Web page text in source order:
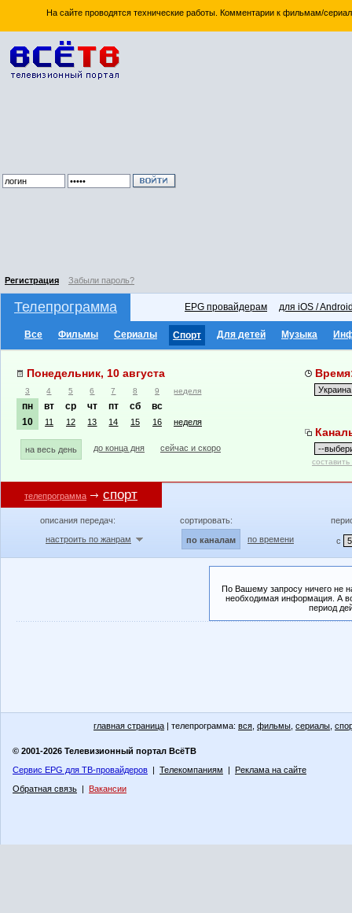
На сайте проводятся технические работы. Комментарии к фильмам/
Регистрация Забыли пароль?
Телепрограмма EPG провайдерам для iOS /
Все Фильмы Сериалы Спорт Для детей Музыка
Понедельник, 10 августа
3 4 5 6 7 8 9 неделя
пн вт ср чт пт сб
вс
10
11 12 13 14 15 16 неделя
на весь день до конца дня сейчас и скоро
телепрограмма спорт
описания передач:
настроить по жанрам
сортировать:
по каналам по времени с
По Вашему запросу ничего не
необходимая информация. А
период
главная страница | телепрограмма: вся фильмы сериалы
© 2001-2026 Телевизионный портал ВсёТВ
Сервис EPG для ТВ-провайдеров | Телекомпаниям | Реклама на сайте
Обратная связь | Вакансии